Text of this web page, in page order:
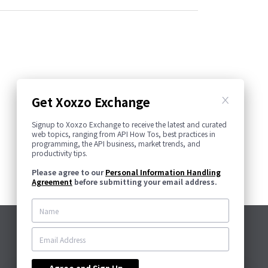
Get Xoxzo Exchange
Signup to Xoxzo Exchange to receive the latest and curated
web topics, ranging from API How Tos, best practices in
programming, the API business, market trends, and
productivity tips.
Please agree to ourPersonal Information Handling
Agreement before submitting your email address.